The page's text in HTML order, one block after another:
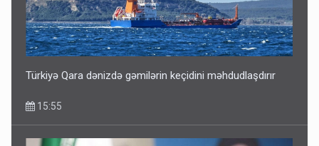
Türkiyə Qara dənizdə gəmilərin keçidini məhdudlaşdırır
15:55